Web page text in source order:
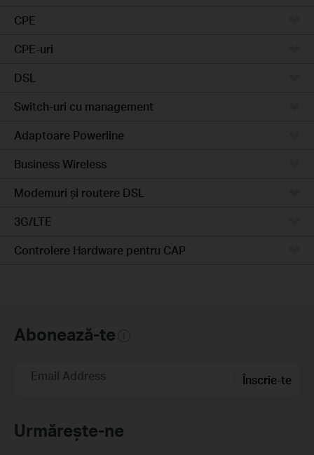
CPE
CPE-uri
DSL
Switch-uri cu management
Adaptoare Powerline
Business Wireless
Modemuri și routere DSL
3G/LTE
Controlere Hardware pentru CAP
Abonează-te
Email Address Înscrie-te
Urmărește-ne